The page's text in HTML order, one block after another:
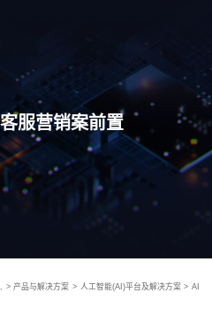
服营销案前置
> 产品与解决方案 > 人工智能(AI)平台及解决方案 > AI